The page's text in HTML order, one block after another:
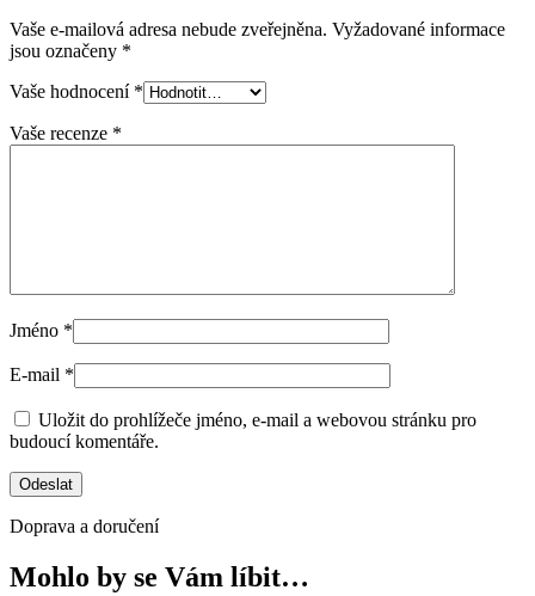
Vaše e-mailová adresa nebude zveřejněna. Vyžadované informace
jsou označeny *
Vaše hodnocení *
Vaše recenze *
Jméno *
E-mail *
Uložit do prohlížeče jméno, e-mail a webovou stránku pro
budoucí komentáře.
Doprava a doručení
Mohlo by se Vám líbit…